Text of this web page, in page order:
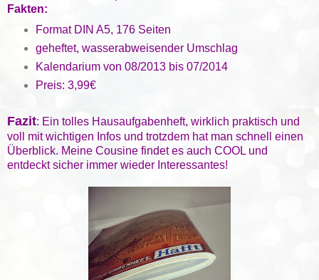
Fakten:
Format DIN A5, 176 Seiten
geheftet, wasserabweisender Umschlag
Kalendarium von 08/2013 bis 07/2014
Preis: 3,99€
Fazit: Ein tolles Hausaufgabenheft, wirklich praktisch und
voll mit wichtigen Infos und trotzdem hat man schnell einen
Überblick. Meine Cousine findet es auch COOL und
entdeckt sicher immer wieder Interessantes!